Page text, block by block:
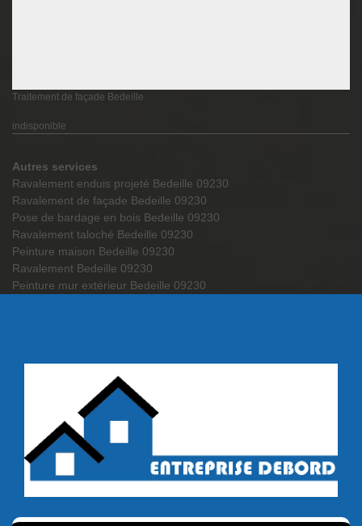
Traitement de façade Bedeille
indisponible
Autres services
Ravalement enduis projeté Bedeille 09230
Ravalement de façade Bedeille 09230
Pose de bardage en bois Bedeille 09230
Ravalement taloché Bedeille 09230
Peinture maison Bedeille 09230
Ravalement Bedeille 09230
Peinture mur extérieur Bedeille 09230